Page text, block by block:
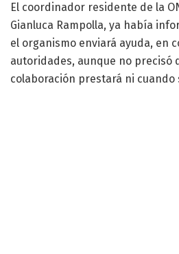
El coordinador residente de la
Gianluca Rampolla, ya había
el organismo enviará ayuda, en
autoridades, aunque no precisó
colaboración prestará ni cuando